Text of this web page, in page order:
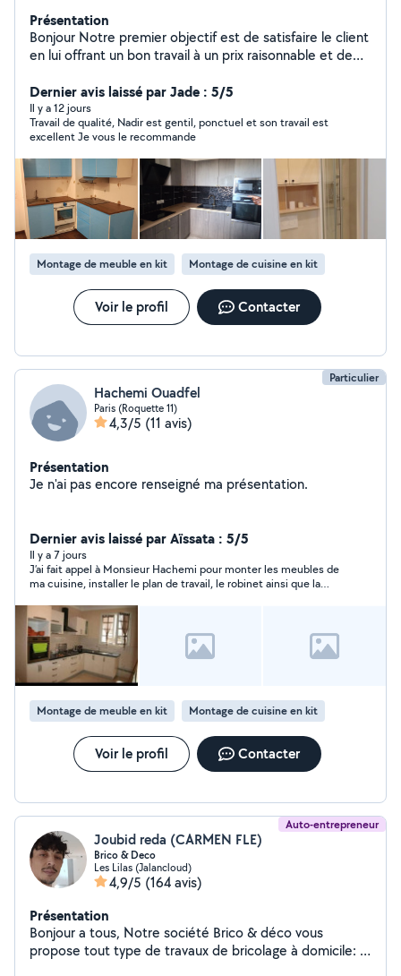
Présentation
Bonjour Notre premier objectif est de satisfaire le client
en lui offrant un bon travail à un prix raisonnable et de
conquérir un nouveau client nous sommes à votre
service à toute moment n'hésitez pas à nous contacter
Dernier avis laissé par Jade : 5/5
Il y a 12 jours
Travail de qualité, Nadir est gentil, ponctuel et son travail est
excellent Je vous le recommande
Montage de meuble en kit Montage de cuisine en kit
Voir le profil Contacter
Particulier
Hachemi Ouadfel
Paris (Roquette 11)
4,3/5 (11 avis)
Présentation
Je n'ai pas encore renseigné ma présentation.
Dernier avis laissé par Aïssata : 5/5
Il y a 7 jours
J’ai fait appel à Monsieur Hachemi pour monter les meubles de
ma cuisine, installer le plan de travail, le robinet ainsi que la
serviable et d’une grande gentillesse. C’est une personne de
confiance qui tient ses engagements et respecte sa parole, ce
qui est très appréciable. Son travail est soigné, les finitions
sont impeccables et, en plus, ses tarifs sont très raisonnables.
Un excellent rapport qualité-prix ! Je suis entièrement
satisfaite de son intervention et je le recommande à 100 % les
yeux fermés. Merci encore pour votre sérieux et votre
professionnalisme !
Montage de meuble en kit Montage de cuisine en kit
Voir le profil Contacter
Auto-entrepreneur
Joubid reda (CARMEN FLE)
Brico & Deco
Les Lilas (Jalancloud)
4,9/5 (164 avis)
Présentation
Bonjour a tous, Notre société Brico & déco vous
propose tout type de travaux de bricolage à domicile: -